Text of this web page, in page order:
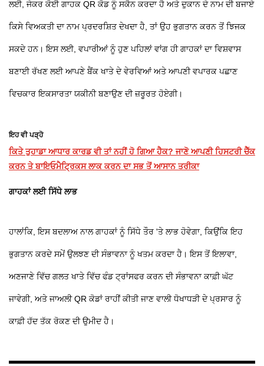
ਲਈ, ਜੇਕਰ ਕੋਈ ਗਾਹਕ QR ਕੋਡ ਨੂੰ ਸਕੈਨ ਕਰਦਾ ਹੈ ਅਤੇ ਦੁਕਾਨ ਦੇ ਨਾਮ ਦੀ ਬਜਾਏ
ਕਿਸੇ ਵਿਅਕਤੀ ਦਾ ਨਾਮ ਪ੍ਰਦਰਸ਼ਿਤ ਦੇਖਦਾ ਹੈ, ਤਾਂ ਉਹ ਭੁਗਤਾਨ ਕਰਨ ਤੋਂ ਝਿਜਕ
ਸਕਦੇ ਹਨ। ਇਸ ਲਈ, ਵਪਾਰੀਆਂ ਨੂੰ ਹੁਣ ਪਹਿਲਾਂ ਵਾਂਗ ਹੀ ਗਾਹਕਾਂ ਦਾ ਵਿਸ਼ਵਾਸ
ਬਣਾਈ ਰੱਖਣ ਲਈ ਆਪਣੇ ਬੈਂਕ ਖਾਤੇ ਦੇ ਵੇਰਵਿਆਂ ਅਤੇ ਆਪਣੀ ਵਪਾਰਕ ਪਛਾਣ
ਵਿਚਕਾਰ ਇਕਸਾਰਤਾ ਯਕੀਨੀ ਬਣਾਉਣ ਦੀ ਜ਼ਰੂਰਤ ਹੋਏਗੀ।
ਇਹ ਵੀ ਪੜ੍ਹੋ
ਕਿਤੇ ਤੁਹਾਡਾ ਆਧਾਰ ਕਾਰਡ ਵੀ ਤਾਂ ਨਹੀਂ ਹੋ ਗਿਆ ਹੈਕ? ਜਾਣੋ ਆਪਣੀ ਹਿਸਟਰੀ ਚੈੱਕ
ਕਰਨ ਤੇ ਬਾਇਓਮੈਟ੍ਰਿਕਸ ਲਾਕ ਕਰਨ ਦਾ ਸਭ ਤੋਂ ਆਸਾਨ ਤਰੀਕਾ
ਗਾਹਕਾਂ ਲਈ ਸਿੱਧੇ ਲਾਭ
ਹਾਲਾਂਕਿ, ਇਸ ਬਦਲਾਅ ਨਾਲ ਗਾਹਕਾਂ ਨੂੰ ਸਿੱਧੇ ਤੌਰ 'ਤੇ ਲਾਭ ਹੋਵੇਗਾ, ਕਿਉਂਕਿ ਇਹ
ਭੁਗਤਾਨ ਕਰਦੇ ਸਮੇਂ ਉਲਝਣ ਦੀ ਸੰਭਾਵਨਾ ਨੂੰ ਖਤਮ ਕਰਦਾ ਹੈ। ਇਸ ਤੋਂ ਇਲਾਵਾ,
ਅਣਜਾਣੇ ਵਿੱਚ ਗਲਤ ਖਾਤੇ ਵਿੱਚ ਫੰਡ ਟ੍ਰਾਂਸਫਰ ਕਰਨ ਦੀ ਸੰਭਾਵਨਾ ਕਾਫ਼ੀ ਘੱਟ
ਜਾਵੇਗੀ, ਅਤੇ ਜਾਅਲੀ QR ਕੋਡਾਂ ਰਾਹੀਂ ਕੀਤੀ ਜਾਣ ਵਾਲੀ ਧੋਖਾਧੜੀ ਦੇ ਪ੍ਰਸਾਰ ਨੂੰ
ਕਾਫ਼ੀ ਹੱਦ ਤੱਕ ਰੋਕਣ ਦੀ ਉਮੀਦ ਹੈ।